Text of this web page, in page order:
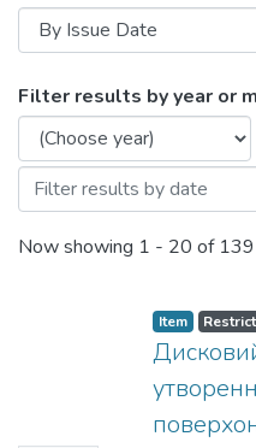
Browsing
Filter results by year or
Now showing 1 - 20 of 139
Item